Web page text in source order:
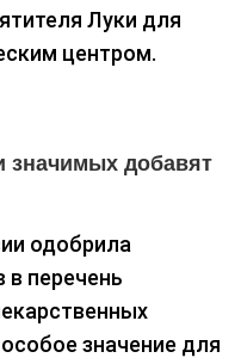
Луки для
центром.
значимых добавят
одобрила
в перечень
значение для